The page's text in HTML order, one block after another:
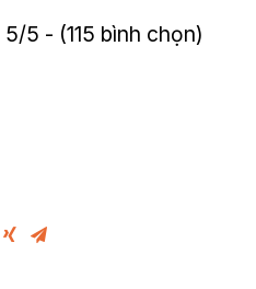
5/5 - (115 bình chọn)